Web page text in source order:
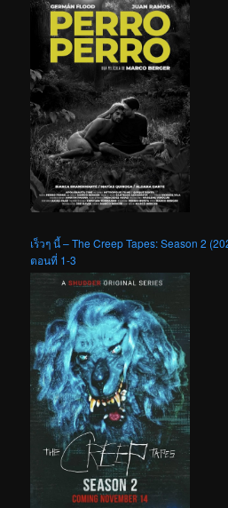
เร็วๆ นี้ – The Creep Tapes: Season 2
ตอนที่ 1-3